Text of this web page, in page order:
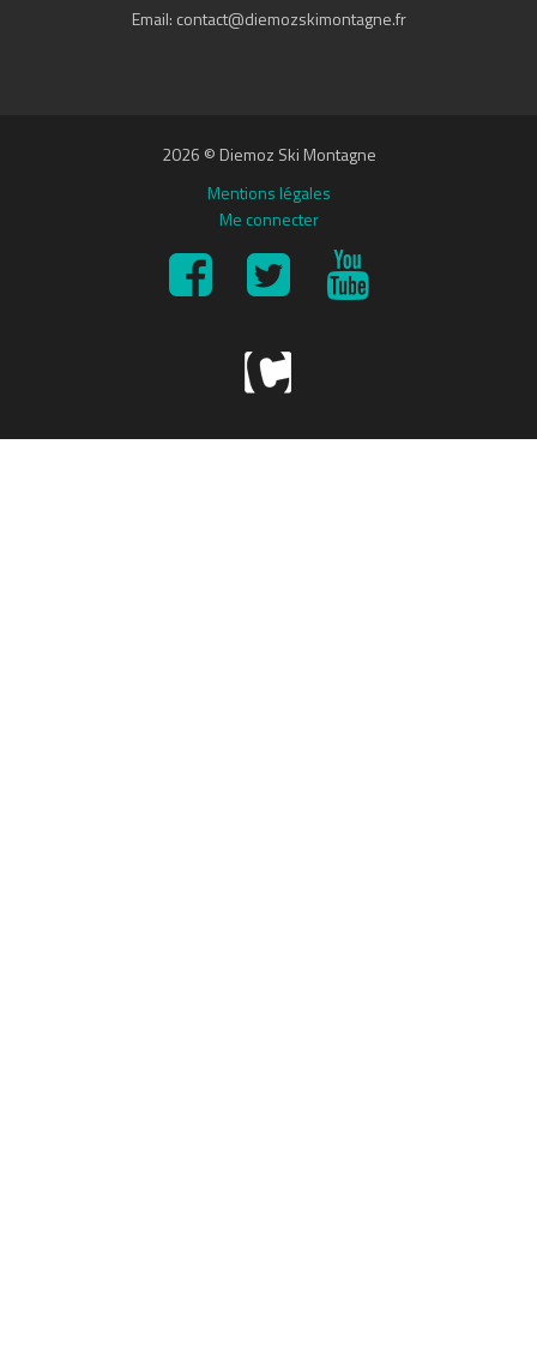
Email: contact@diemozskimontagne.fr
2026 © Diemoz Ski Montagne
Mentions légales
Me connecter